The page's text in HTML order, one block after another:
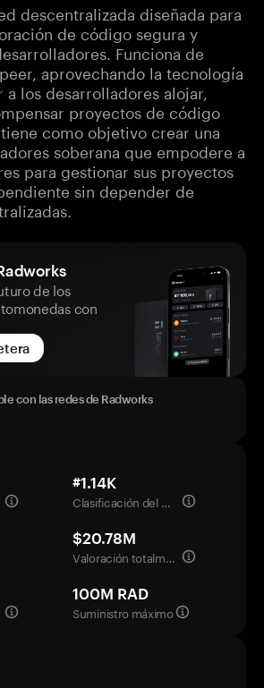
descentralizada diseñada para
de código segura y
Funciona de
aprovechando la tecnología
los desarrolladores alojar,
proyectos de código
como objetivo crear una
soberana que empodere a
para gestionar sus proyectos
sin depender de
de los
con
con las redes de Radworks
#1.14K
Clasificación del mercado
$20.78M
Valoración totalmente diluida
100M RAD
Suministro máximo